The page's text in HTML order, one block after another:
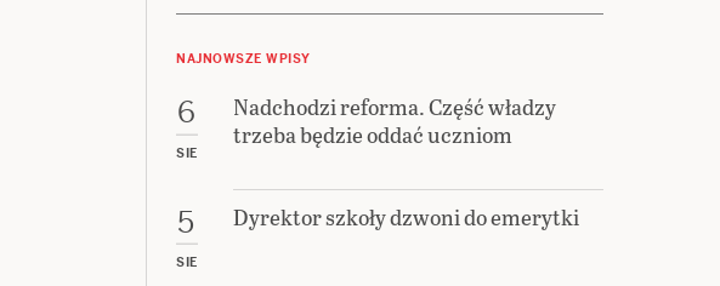
NAJNOWSZE WPISY
6
SIE
Nadchodzi reforma. Część władzy
trzeba będzie oddać uczniom
5
SIE
Dyrektor szkoły dzwoni do emerytki